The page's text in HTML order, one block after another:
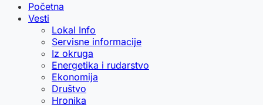
Početna
Vesti
Lokal Info
Servisne informacije
Iz okruga
Energetika i rudarstvo
Ekonomija
Društvo
Hronika